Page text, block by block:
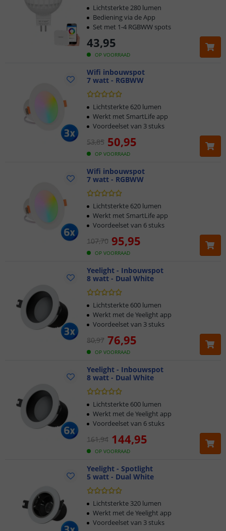
OP VOORRAAD
43,95
Lichtsterkte 280 lumen
Bediening via de App
Set met 1-4 RGBWW spots
Wifi inbouwspot
7 watt - RGBWW
OP VOORRAAD
53,85 50,95
Lichtsterkte 620 lumen
Werkt met SmartLife app
Voordeelset van 3 stuks
Wifi inbouwspot
7 watt - RGBWW
OP VOORRAAD
107,70 95,95
Lichtsterkte 620 lumen
Werkt met SmartLife app
Voordeelset van 6 stuks
Yeelight - Inbouwspot
8 watt - Dual White
OP VOORRAAD
80,97 76,95
Lichtsterkte 600 lumen
Werkt met de Yeelight app
Voordeelset van 3 stuks
Yeelight - Inbouwspot
8 watt - Dual White
OP VOORRAAD
161,94 144,95
Lichtsterkte 600 lumen
Werkt met de Yeelight app
Voordeelset van 6 stuks
Yeelight - Spotlight
5 watt - Dual White
Lichtsterkte 320 lumen
Werkt met de Yeelight app
Voordeelset van 3 stuks